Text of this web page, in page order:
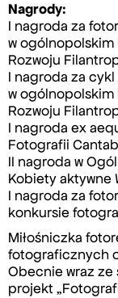
Nagrody:
I nagroda za
w
Rozwoju
I nagroda za
w
Rozwoju
I nagroda ex
Fotografii
II nagroda w
Kobiety aktywne
I nagroda za
konkursie
Miłośniczka
fotograficznych
Obecnie wraz ze
projekt